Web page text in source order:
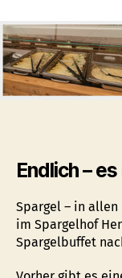
Endlich –
Spargel – in
im Spargelhof
Spargelbuffet